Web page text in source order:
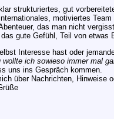
strukturiertes, gut
motiviertes Team
das man nicht vergisst
gute Gefühl, Teil von etwas
Interesse hast oder
wollte ich sowieso immer mal
uns ins Gespräch kommen.
über Nachrichten, Hinweise